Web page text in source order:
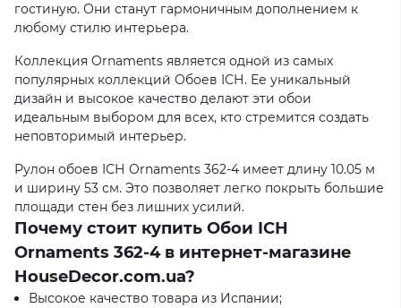
гостиную. Они станут гармоничным дополнением к
любому стилю интерьера.
Коллекция Ornaments является одной из самых
популярных коллекций Обоев ІСН. Ее уникальный
дизайн и высокое качество делают эти обои
идеальным выбором для всех, кто стремится создать
неповторимый интерьер.
Рулон обоев ІСН Ornaments 362-4 имеет длину 10.05 м
и ширину 53 см. Это позволяет легко покрыть большие
площади стен без лишних усилий.
Почему стоит купить Обои ІСН
Ornaments 362-4 в интернет-магазине
HouseDecor.com.ua?
Высокое качество товара из Испании;